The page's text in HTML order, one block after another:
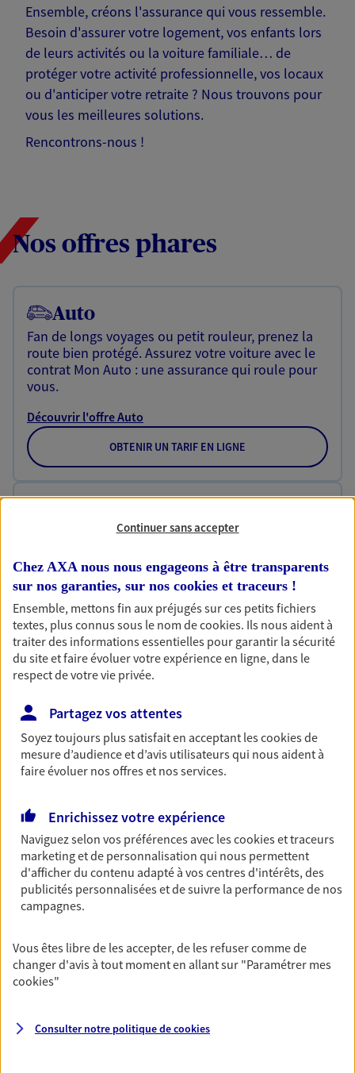
Ensemble, créons l'assurance qui vous ressemble.
Besoin d'assurer votre logement, vos enfants lors
de leurs activités ou la voiture familiale… de
protéger votre activité professionnelle, vos locaux
ou d'anticiper votre retraite ? Nous trouvons pour
vous les meilleures solutions.
Rencontrons-nous !
Nos offres phares
Auto
Fan de longs voyages ou petit rouleur, prenez la
route bien protégé. Assurez votre voiture avec le
contrat Mon Auto : une assurance qui roule pour
vous.
Découvrir l'offre Auto
OBTENIR UN TARIF EN LIGNE
Votre logement est unique, comme vous. Le
protégeant ce qui vous tient à coeur.
Découvrir l'offre Habitation
OBTENIR UN TARIF EN LIGNE
Bricoleuse, féru de jardinage, pâtissier en herbe
ou grande lectrice… personne n'est à l'abri d'un
accident du quotidien. Avec Ma Protection
Accident, protégez votre qualité de vie et vos
revenus.
Découvrir l'offre Garantie Accidents de la Vie
OBTENIR UN TARIF EN LIGNE
Multirisque Entreprise
assurance multirisque entreprise. Un contrat
unique pour protéger vos locaux, matériels pro,
équipements et stocks… sans oublier votre
responsabilité civile.
Découvrir l'offre Multirisque Entreprise
Continuer sans accepter
Chez AXA nous nous engageons à être transparents
sur nos garanties, sur nos cookies et traceurs !
Ensemble, mettons fin aux préjugés sur ces petits fichiers
textes, plus connus sous le nom decookies. Ils nous aident à
traiter des informations essentielles pour garantir la sécurité
du site et faire évoluer votre expérience en ligne, dans le
respect de votre vie privée.
Partagez vos attentes
Soyez toujours plus satisfait en acceptant lescookiesde
mesure d’audience et d’avis utilisateurs qui nous aident à
faire évoluer nos offres et nos services.
Enrichissez votre expérience
Naviguez selon vos préférences avec lescookies et traceurs
marketing et de personnalisation qui nous permettent
d'afficher du contenu adapté à vos centres d'intérêts, des
publicités personnalisées et de suivre la performance de nos
campagnes.
Vous êtes libre de les accepter, de les refuser comme de
changer d'avis à tout moment en allant sur "Paramétrer mes
cookies"
Consulter notre politique decookies